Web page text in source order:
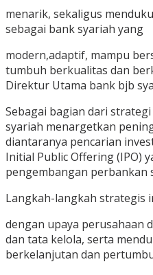
menarik, sekaligus
sebagai bank syariah yang
modern,adaptif, mampu
tumbuh berkualitas dan
Direktur Utama bank bjb
Sebagai bagian dari
syariah menargetkan
diantaranya pencarian
Initial Public Offering (IPO)
pengembangan perbankan
Langkah-langkah strategis
dengan upaya perusahaan
dan tata kelola, serta
berkelanjutan dan